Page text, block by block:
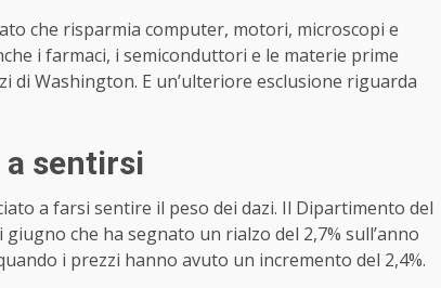
che risparmia computer, motori, microscopi e
i farmaci, i semiconduttori e le materie prime
di Washington. E un’ulteriore esclusione riguarda
a sentirsi
a farsi sentire il peso dei dazi. Il Dipartimento del
che ha segnato un rialzo del 2,7% sull’anno
i prezzi hanno avuto un incremento del 2,4%.